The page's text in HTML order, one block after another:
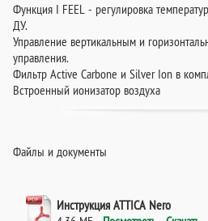
Функция I FEEL - регулировка
ДУ.
Управление вертикальным и
управления.
Фильтр Active Carbone и Silver Ion в
Встроенный ионизатор воздуха
Файлы и документы
Инструкция ATTICA Nero